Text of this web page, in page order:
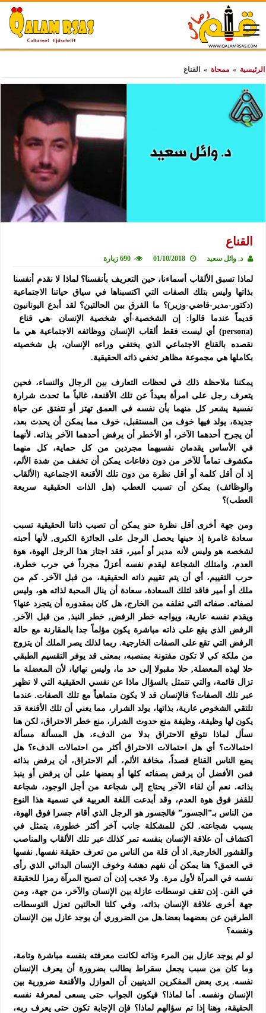
الرئيسية » ممحاة » القناع
القناع
د. وائل سعيد 01/10/2018 690 زيارة
لماذا تسبق الألقاب أسماءنا، حين التعريف بأنفسنا؟ لماذا لا نقدم أنفسنا
بذاتها وليس بتلك الصفات التي اكتسبناها في سياق حياتنا الاجتماعية
(دكتور-مدير-قاضي-وزير)؟ ما الفرق بين الحالتين؟ لقد أبدع اليونانيون
قديماً عندما قالوا: إن الشخصية-أي شخصية الإنسان -هي قناع
(persona) أي ليست فقط ألقاب الإنسان ووظائفه الاجتماعية هي ما
نقصده بالقناع الاجتماعي الذي يختفي وراءه الإنسان، بل شخصيته
بكاملها هي مجموعة مظاهر تخفي ذاته الحقيقية.
يمكننا ملاحظة ذلك في لحظات التعارف بين الرجال والنساء، فحين
يتعرف رجل على امرأة بعيداً عن تلك الأقنعة، غالباً ما تحدث شرارة
نفسية يشعر كل منهما بأن نفسه في العمق تهتز أو تتفتق عن حياة
جديدة، يولد فيها خوف من المستقبل، خوف مما يمكن أن يحدث بعد،
أن يجرح أحدهما الآخر، أو الأخطر أن يرفض أحدهما الآخر بذاته. لأنهما
في الأساس يقدمان نفسيهما مجردين من كل حماية، كل منهما
مكشوف تماماً للآخر من دون دفاعات يمكن أن تخفف من شدة الألم،
إذ أن أقل كلمة أو أقل نظرة من دون تلك الأقنعة الاجتماعية (الألقاب
والوظائف) يمكن أن تسبب العطب (هل الذات الحقيقية سريعة
العطب)؟
ومن جهة أخرى أقل نظرة حنو يمكن أن تصيب ذاتنا الحقيقية تسبب
سعادة غامرة إذ حينها يحصل الرجل على الجائزة الكبرى, لأنها أحبته
لشخصه هو وليس لأنه مدير أو أمير، فقد اجتاز هذا الرجل الهوة، هوة
العدم، وامتلك الشجاعة ليقدم نفسه أعزلً مجرداً في حرب خطرة،
حرب التقييم، أي أن يتم تقييم ذاته الحقيقية، من قبل الآخر. كم من
ملك أو أمير فاقد لتلك السعادة، سعادة أن ينال المحبة لذاته هو، وليس
لصفاته. صفاته التي تغلفه من الخارج، هل كان بمقدوره أن يتجرد عنها؟
ويقدم نفسه عارية، ويواجه خطر الرفض, خطر النبذ, من قبل الآخر.
الرفض الذي يقع على ذاته مباشرة يكون مؤلماً جدا بالمقارنة مع حالة
الرفض التي تقع على الصفات الخارجية. ربما لذلك يصر الملك أن يتزوج
من ملكة كي لا تكون مفتونة بمنصبه، بمعنى قد يوفر التقسيم الطبقي
حلا لهذه المعضلة, حلا مقبولا إلى حد ما، وليس نهائيا، لأن المعضلة ما
تزال قائمة، والتي تتمثل بالسؤال ماذا عن نفسي الحقيقية التي لا تظهر
عبر تلك الصفات؟ فالإنسان قد لا يكون متماهياً مع تلك الصفات. عندما
تلتقي الشخوص عارية، بذاتها، يولد الشرار، مما يعني أن تلك الأقنعة قد
يكون لها وظيفة، وظيفة منع حدوث الشرار، منع خطر الاحتراق، لكن هنا
نسأل لماذا نتوقع الاحتراق بدلا من الدفء، هل المسألة مسألة
احتمالات؟ أي هل احتمالات الاحتراق أكثر من احتمالات الدفء؟ هل
يضع الناس القناع قصداً، مخافة الألم، ألم الاحتراق، أن يرفض بذاته
فمن الأفضل أن يرفض بصفاته كلها أو بعضها على أن يرفض أو ينبذ
بذاته. نعم أن لقاء الآخر يحتاج إلى شجاعة من أجل الوجود، شجاعة
للقفز فوق هوة العدم، وقد أبدعت اللغة العربية في تسمية هذا النوع
من الناس بـ”الجسور” فالجسور هو الرجل الذي أقام جسرا فوق الهوة،
بسبب شجاعته. لكن للمشكلة جانب آخر أكثر خطورة، يتمثل في
اكتشاف أن علاقة الإنسان بنفسه تمر كذلك عبر تلك الألقاب والمناصب
والقشور الخارجية, اذ أن قلة من الناس من تعرف حقيقة نفسها, نفسها
في العمق؟ هنا يمكن أن نفهم دهشة وخوف الإنسان البدائي الذي رأى
نفسه في المرآة لأول مرة. ولا عجب إذن أن تصبح المرآة رمزا للحقيقة
في الفن. إذن تقف توسطات عازلة بين الإنسان والآخر، من جهة، ومن
جهة أخرى علاقة الإنسان بذاته، وفي كلتا الحالتين تعزل التوسطات
الطرفين عن بعضهما بعضا.هل من الضروري أن يوجد عازل بين الإنسان
ونفسه؟
لو لم يوجد عازل بين المرء وذاته لكانت معرفته بنفسه مباشرة وتامة،
وما كان من سبب يجعل سقراط يطالب بضرورة أن يعرف الإنسان
نفسه. يرى بعض المفكرين الدينيين أن العوازل والأقنعة ضرورية بين
الإنسان ونفسه. أما لماذا؟ فيكون الجواب حتى يسعى لمعرفة نفسه
الحقيقة، وهنا إذا تم سؤالهم لماذا؟ فإن الإجابة تكون حتى يعرف ربه،